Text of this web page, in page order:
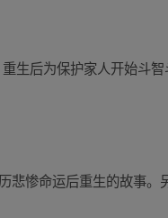
生后为保护家人开始斗
悲惨命运后重生的故事。